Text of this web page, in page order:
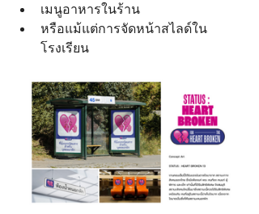
เมนูอาหารในร้าน
หรือแม้แต่การจัดหน้าสไลด์ใน
โรงเรียน